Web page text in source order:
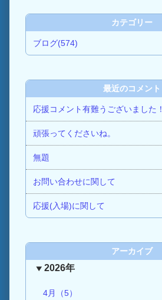
カテゴリー
ブログ(574)
最近のコメント
応援コメント有難うございました！
頑張ってくださいね。
無題
お問い合わせに関して
応援(入場)に関して
アーカイブ
2026年
4月（5）